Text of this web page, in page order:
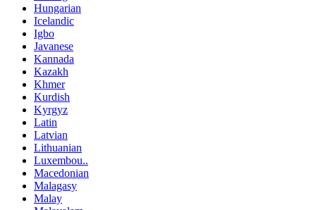
Hungarian
Icelandic
Igbo
Javanese
Kannada
Kazakh
Khmer
Kurdish
Kyrgyz
Latin
Latvian
Lithuanian
Luxembou..
Macedonian
Malagasy
Malay